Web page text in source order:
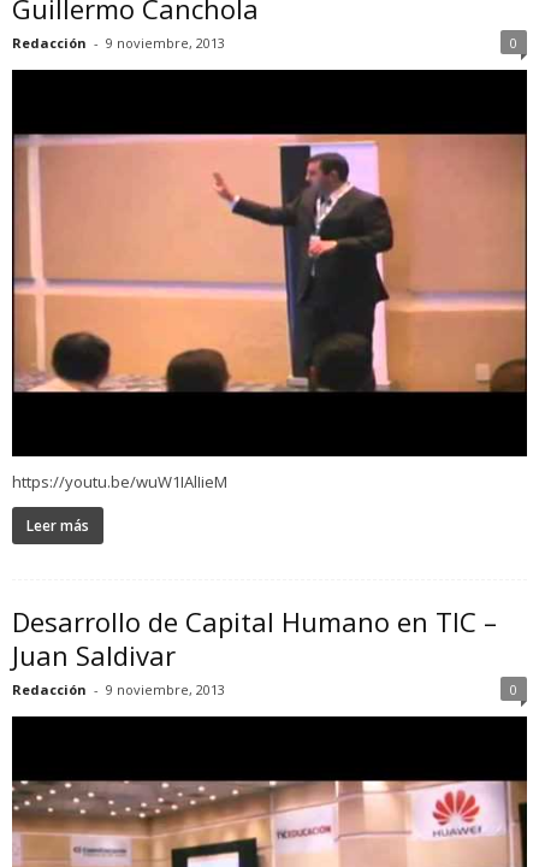
Guillermo Canchola
Redacción - 9 noviembre, 2013 0
https://youtu.be/wuW1IAlIieM
Leer más
Desarrollo de Capital Humano en TIC –
Juan Saldivar
Redacción - 9 noviembre, 2013 0